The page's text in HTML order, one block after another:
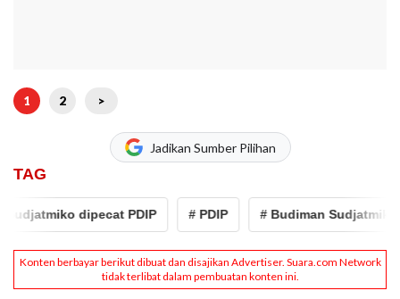
1 2 >
Jadikan Sumber Pilihan
TAG
dipecat PDIP # PDIP # Budiman Sudjatmiko